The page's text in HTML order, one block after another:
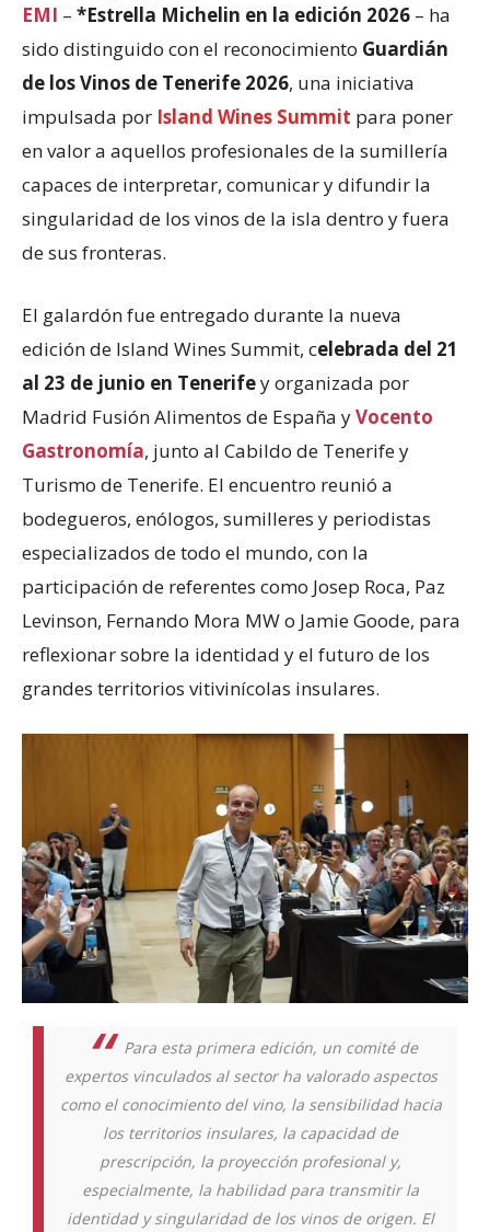
EMI – *Estrella Michelin en la edición 2026 – ha
sido distinguido con el reconocimiento Guardián
de los Vinos de Tenerife 2026, una iniciativa
impulsada por Island Wines Summit para poner
en valor a aquellos profesionales de la sumillería
capaces de interpretar, comunicar y difundir la
singularidad de los vinos de la isla dentro y fuera
de sus fronteras.
El galardón fue entregado durante la nueva
edición de Island Wines Summit, celebrada del 21
al 23 de junio en Tenerifey organizada por
Madrid Fusión Alimentos de España yVocento
Gastronomía, junto al Cabildo de Tenerife y
Turismo de Tenerife. El encuentro reunió a
bodegueros, enólogos, sumilleres y periodistas
especializados de todo el mundo, con la
participación de referentes como Josep Roca, Paz
Levinson, Fernando Mora MW o Jamie Goode, para
reflexionar sobre la identidad y el futuro de los
grandes territorios vitivinícolas insulares.
Para esta primera edición, un comité de
expertos vinculados al sector ha valorado aspectos
como el conocimiento del vino, la sensibilidad hacia
los territorios insulares, la capacidad de
prescripción, la proyección profesional y,
especialmente, la habilidad para transmitir la
identidad y singularidad de los vinos de origen. El